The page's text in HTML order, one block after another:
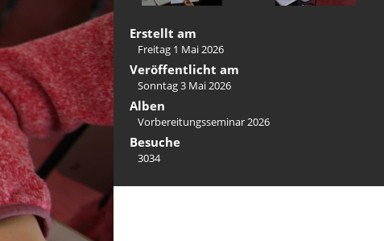
Erstellt am
Freitag 1 Mai 2026
Veröffentlicht am
Sonntag 3 Mai 2026
Alben
Vorbereitungsseminar 2026
Besuche
3034